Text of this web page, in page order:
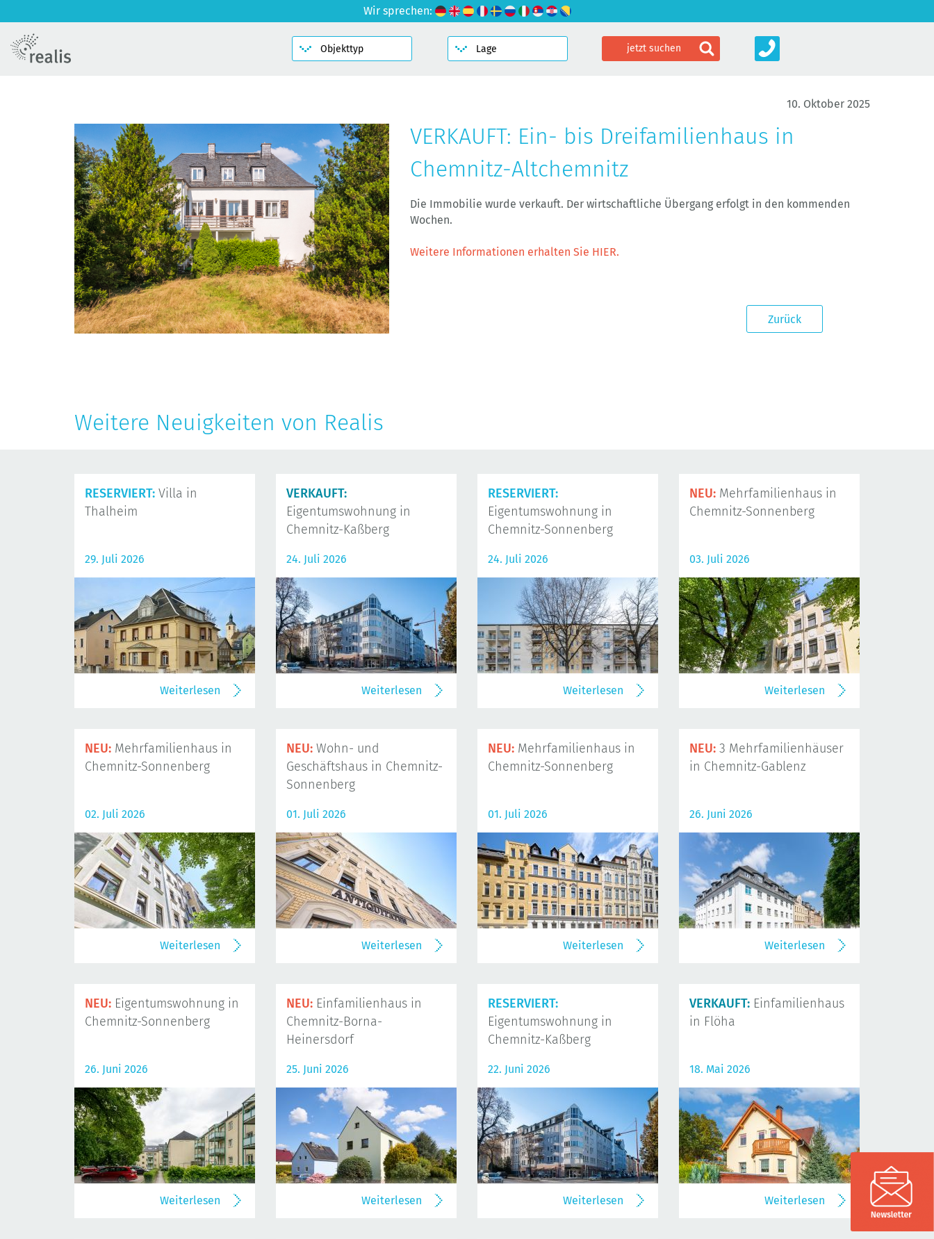
Wir sprechen:
10. Oktober 2025
VERKAUFT: Ein- bis Dreifamilienhaus in
Chemnitz-Altchemnitz
Die Immobilie wurde verkauft. Der wirtschaftliche Übergang erfolgt in den kommenden
Wochen.
Weitere Informationen erhalten Sie HIER.
Zurück
Weitere Neuigkeiten von Realis
RESERVIERT: Villa in
Thalheim
29. Juli 2026
Weiterlesen
VERKAUFT:
Eigentumswohnung in
Chemnitz-Kaßberg
24. Juli 2026
Weiterlesen
RESERVIERT:
Eigentumswohnung in
Chemnitz-Sonnenberg
24. Juli 2026
Weiterlesen
NEU: Mehrfamilienhaus in
Chemnitz-Sonnenberg
03. Juli 2026
Weiterlesen
NEU: Mehrfamilienhaus in
Chemnitz-Sonnenberg
02. Juli 2026
Weiterlesen
NEU: Wohn- und
Geschäftshaus in Chemnitz-
Sonnenberg
01. Juli 2026
Weiterlesen
NEU: Mehrfamilienhaus in
Chemnitz-Sonnenberg
01. Juli 2026
Weiterlesen
NEU: 3 Mehrfamilienhäuser
in Chemnitz-Gablenz
26. Juni 2026
Weiterlesen
NEU: Eigentumswohnung in
Chemnitz-Sonnenberg
26. Juni 2026
Weiterlesen
NEU: Einfamilienhaus in
Chemnitz-Borna-
Heinersdorf
25. Juni 2026
Weiterlesen
RESERVIERT:
Eigentumswohnung in
Chemnitz-Kaßberg
22. Juni 2026
Weiterlesen
VERKAUFT: Einfamilienhaus
in Flöha
18. Mai 2026
Weiterlesen